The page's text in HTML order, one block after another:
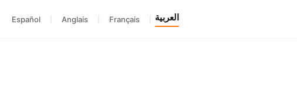
العربية Français
Anglais
Español